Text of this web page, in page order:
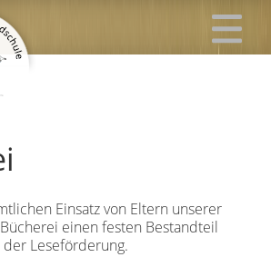
Einsatz von Eltern unserer
einen festen Bestandteil
der Leseförderung.